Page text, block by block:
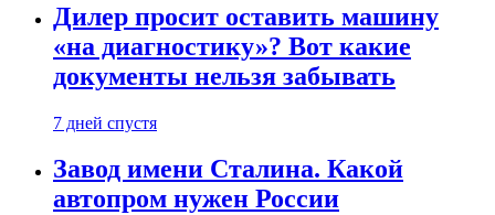
Дилер просит оставить машину
«на диагностику»? Вот какие
документы нельзя забывать
7 дней спустя
Завод имени Сталина. Какой
автопром нужен России